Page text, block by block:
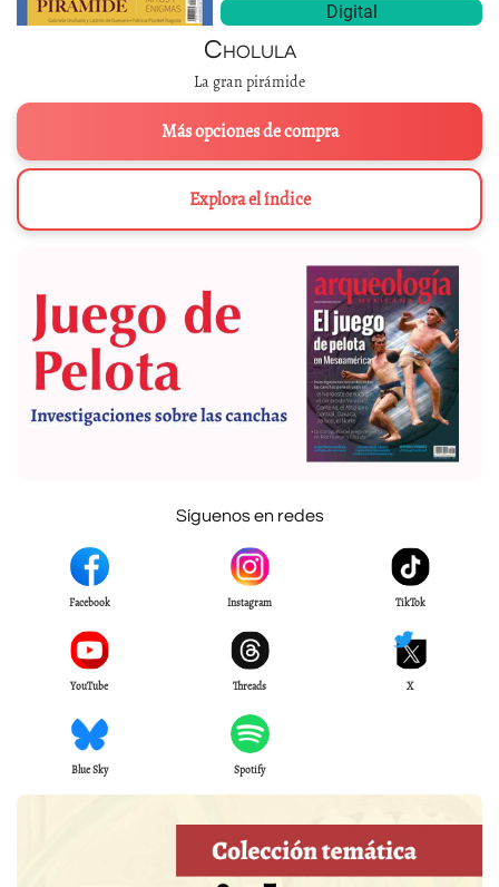
Digital
Cholula
La gran pirámide
Más opciones de compra
Explora el índice
Síguenos en redes
Facebook Instagram TikTok
YouTube Threads X
Blue Sky Spotify